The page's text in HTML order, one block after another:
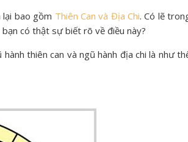
lại bao gồm Thiên Can và Địa Chi. Có lẽ
bạn có thật sự biết rõ về điều này?
thiên can và ngũ hành địa chi là như